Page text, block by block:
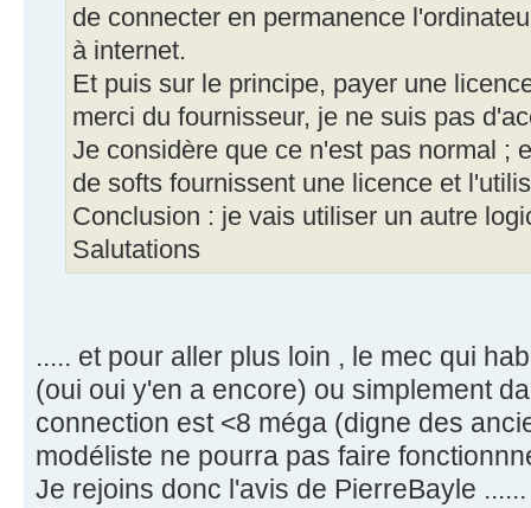
de connecter en permanence
à internet.
Et puis sur le principe, payer une
merci du fournisseur, je ne suis pas
Je considère que ce n'est pas normal ;
de softs fournissent une licence et
Conclusion : je vais utiliser un autre
Salutations
..... et pour aller plus loin , le mec qui
(oui oui y'en a encore) ou simplement
connection est <8 méga (digne des
modéliste ne pourra pas faire
Je rejoins donc l'avis de PierreBayle ......